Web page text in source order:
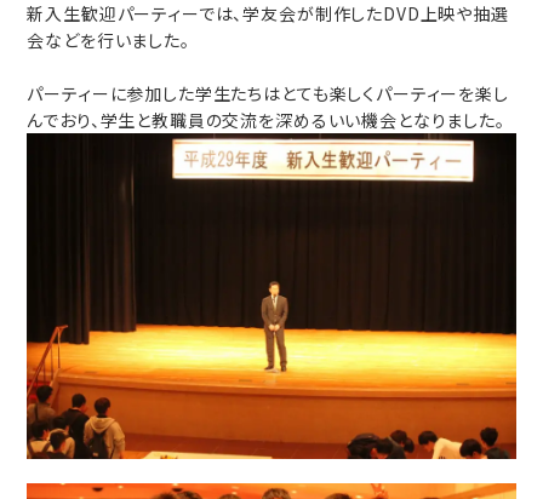
新入生歓迎パーティーでは、学友会が制作したDVD上映や抽選
会などを行いました。
パーティーに参加した学生たちはとても楽しくパーティーを楽し
んでおり、学生と教職員の交流を深めるいい機会となりました。